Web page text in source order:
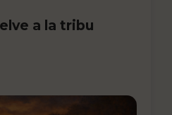
a la tribu